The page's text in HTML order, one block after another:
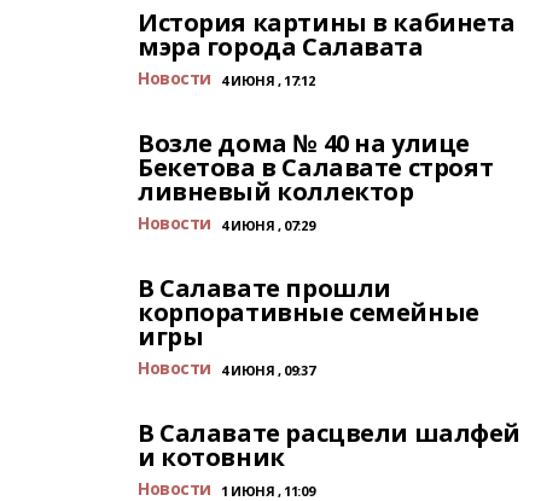
История картины в кабинета
мэра города Салавата
Новости 4 ИЮНЯ , 17:12
Возле дома № 40 на улице
Бекетова в Салавате строят
ливневый коллектор
Новости 4 ИЮНЯ , 07:29
В Салавате прошли
корпоративные семейные
игры
Новости 4 ИЮНЯ , 09:37
В Салавате расцвели шалфей
и котовник
Новости 1 ИЮНЯ , 11:09